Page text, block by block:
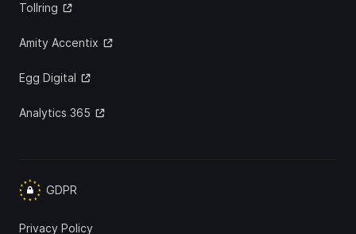
Tollring
Amity Accentix
Egg Digital
Analytics 365
GDPR
Privacy Policy